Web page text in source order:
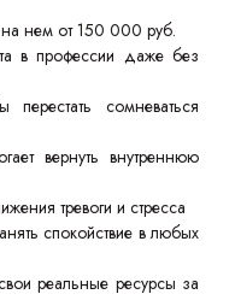
на нем от 150 000 руб.
в профессии даже без
сомневаться
вернуть внутреннюю
тревоги и стресса
спокойствие в любых
реальные ресурсы за